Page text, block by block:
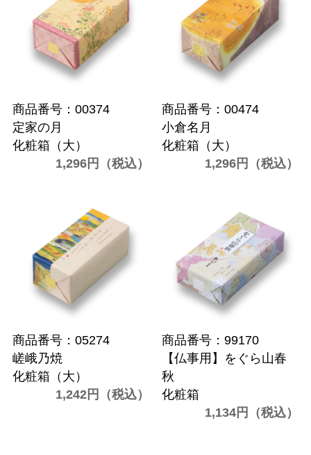
商品番号：00374
定家の月
化粧箱（大）
1,296円（税込）
商品番号：00474
小倉名月
化粧箱（大）
1,296円（税込）
商品番号：05274
嵯峨乃焼
化粧箱（大）
1,242円（税込）
商品番号：99170
【仏事用】をぐら山春
秋
化粧箱
1,134円（税込）